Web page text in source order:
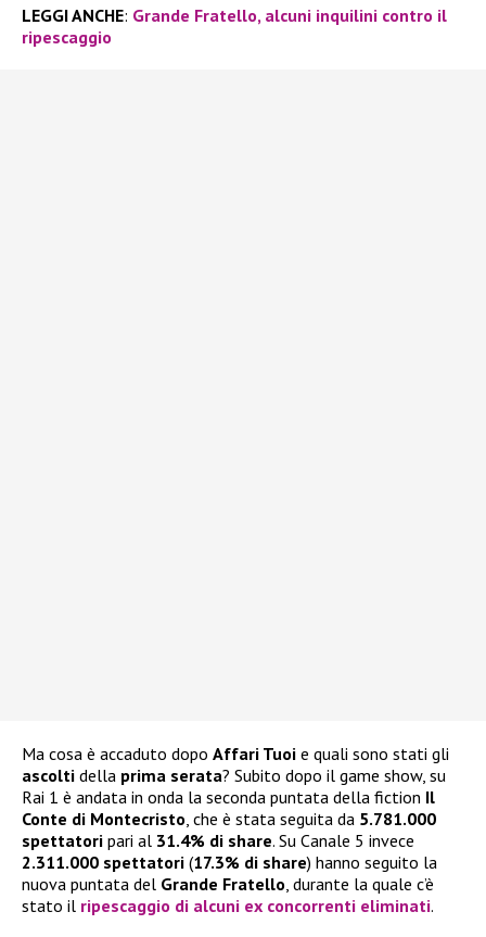
LEGGI ANCHE: Grande Fratello, alcuni inquilini contro il
ripescaggio
Ma cosa è accaduto dopo Affari Tuoi e quali sono stati gli
ascolti della prima serata? Subito dopo il game show, su
Rai 1 è andata in onda la seconda puntata della fiction Il
Conte di Montecristo, che è stata seguita da 5.781.000
spettatori pari al 31.4% di share. Su Canale 5 invece
2.311.000 spettatori (17.3% di share) hanno seguito la
nuova puntata del Grande Fratello, durante la quale c’è
stato il ripescaggio di alcuni ex concorrenti eliminati.